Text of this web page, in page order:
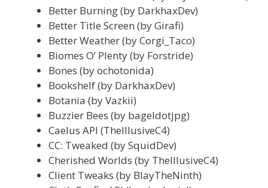
Better Burning (by DarkhaxDev)
Better Title Screen (by Girafi)
Better Weather (by Corgi_Taco)
Biomes O’ Plenty (by Forstride)
Bones (by ochotonida)
Bookshelf (by DarkhaxDev)
Botania (by Vazkii)
Buzzier Bees (by bageldotjpg)
Caelus API (TheIllusiveC4)
CC: Tweaked (by SquidDev)
Cherished Worlds (by TheIllusiveC4)
Client Tweaks (by BlayTheNinth)